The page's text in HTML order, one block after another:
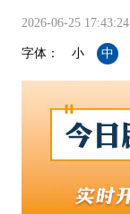
2026-06-25 17:43:24
字体： 小 中